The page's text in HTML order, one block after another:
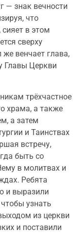
— знак вечности
что
сияет в этом
сверху
венчает глава,
Главы Церкви
трёхчастное
храма, а также
а затем
и Таинствах
встречу,
быть со
в молитвах и
Ребята
и выразили
узнать
из церкви
и поставили